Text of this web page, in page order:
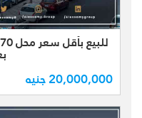
على دورين
بالكامل
ومؤجر
20,000,000 جنيه